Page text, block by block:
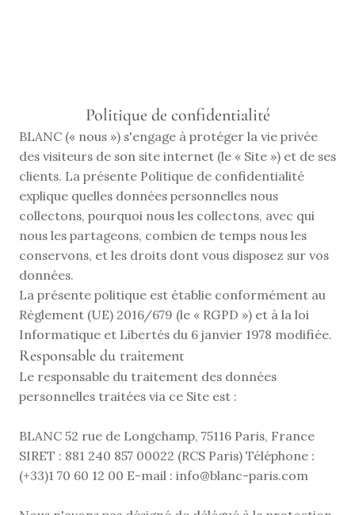
Politique de confidentialité
BLANC (« nous ») s'engage à protéger la vie privée
des visiteurs de son site internet (le « Site ») et de ses
clients. La présente Politique de confidentialité
explique quelles données personnelles nous
collectons, pourquoi nous les collectons, avec qui
nous les partageons, combien de temps nous les
conservons, et les droits dont vous disposez sur vos
données.
La présente politique est établie conformément au
Règlement (UE) 2016/679 (le « RGPD ») et à la loi
Informatique et Libertés du 6 janvier 1978 modifiée.
Responsable du traitement
Le responsable du traitement des données
personnelles traitées via ce Site est :
BLANC 52 rue de Longchamp, 75116 Paris, France
SIRET : 881 240 857 00022 (RCS Paris) Téléphone :
(+33)1 70 60 12 00 E-mail : info@blanc-paris.com